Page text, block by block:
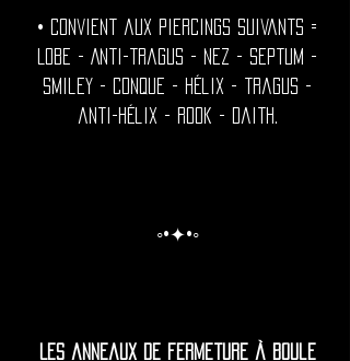
• Convient aux piercings suivants =
Lobe - Anti-tragus - Nez - septum -
smiley - conque - hélix - tragus -
anti-hélix - rook - daith.
◦•✦•◦
Les anneaux de fermeture à boule